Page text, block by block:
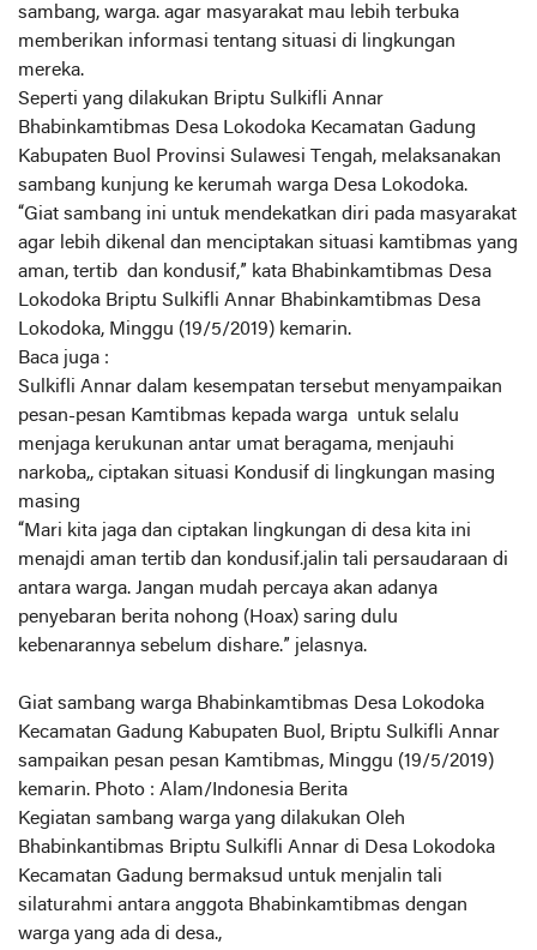
sambang, warga. agar masyarakat mau lebih terbuka
memberikan informasi tentang situasi di lingkungan
mereka.
Seperti yang dilakukan Briptu Sulkifli Annar
Bhabinkamtibmas Desa Lokodoka Kecamatan Gadung
Kabupaten Buol Provinsi Sulawesi Tengah, melaksanakan
sambang kunjung ke kerumah warga Desa Lokodoka.
“Giat sambang ini untuk mendekatkan diri pada masyarakat
agar lebih dikenal dan menciptakan situasi kamtibmas yang
aman, tertib dan kondusif,” kata Bhabinkamtibmas Desa
Lokodoka Briptu Sulkifli Annar Bhabinkamtibmas Desa
Lokodoka, Minggu (19/5/2019) kemarin.
Baca juga :
Sulkifli Annar dalam kesempatan tersebut menyampaikan
pesan-pesan Kamtibmas kepada warga untuk selalu
menjaga kerukunan antar umat beragama, menjauhi
narkoba,, ciptakan situasi Kondusif di lingkungan masing
masing
“Mari kita jaga dan ciptakan lingkungan di desa kita ini
menajdi aman tertib dan kondusif.jalin tali persaudaraan di
antara warga. Jangan mudah percaya akan adanya
penyebaran berita nohong (Hoax) saring dulu
kebenarannya sebelum dishare.” jelasnya.
Giat sambang warga Bhabinkamtibmas Desa Lokodoka
Kecamatan Gadung Kabupaten Buol, Briptu Sulkifli Annar
sampaikan pesan pesan Kamtibmas, Minggu (19/5/2019)
kemarin. Photo : Alam/Indonesia Berita
Kegiatan sambang warga yang dilakukan Oleh
Bhabinkantibmas Briptu Sulkifli Annar di Desa Lokodoka
Kecamatan Gadung bermaksud untuk menjalin tali
silaturahmi antara anggota Bhabinkamtibmas dengan
warga yang ada di desa.,